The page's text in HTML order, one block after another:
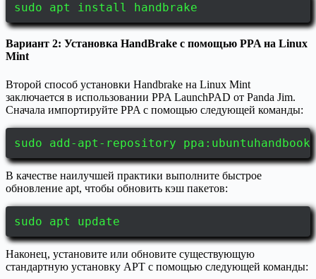
sudo apt install handbrake
Вариант 2: Установка HandBrake с помощью PPA на Linux
Mint
Второй способ установки Handbrake на Linux Mint
заключается в использовании PPA LaunchPAD от Panda Jim.
Сначала импортируйте PPA с помощью следующей команды:
sudo add-apt-repository
В качестве наилучшей практики выполните быстрое
обновление apt, чтобы обновить кэш пакетов:
sudo apt update
Наконец, установите или обновите существующую
стандартную установку APT с помощью следующей команды: